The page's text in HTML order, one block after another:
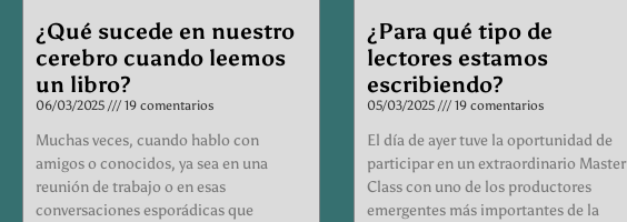
¿Qué sucede en nuestro
cerebro cuando leemos
un libro?
06/03/2025 19 comentarios
Muchas veces, cuando hablo con
amigos o conocidos, ya sea en una
reunión de trabajo o en esas
conversaciones esporádicas que
¿Para qué tipo de
lectores estamos
escribiendo?
05/03/2025 19 comentarios
El día de ayer tuve la oportunidad de
participar en un extraordinario Master
Class con uno de los productores
emergentes más importantes de la